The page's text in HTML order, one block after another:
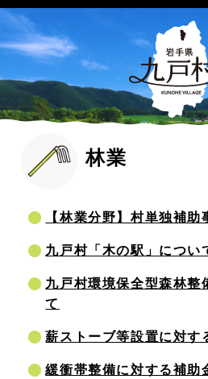
林業
【林業分野】村単独補助
九戸村「木の駅」につい
九戸村環境保全型森林整
て
薪ストーブ等設置に対す
緩衝帯整備に対する補助